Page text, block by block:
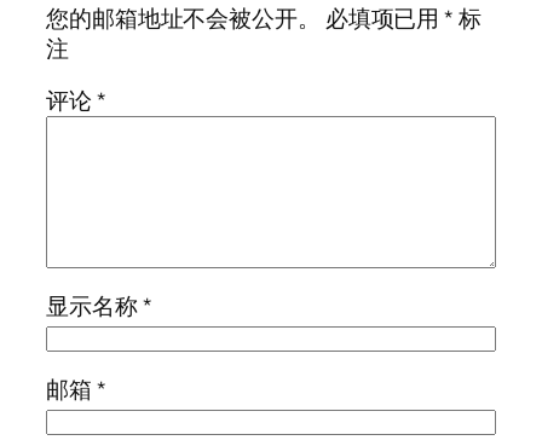
您的邮箱地址不会被公开。
必填项已用*标
注
评论*
显示名称*
邮箱*